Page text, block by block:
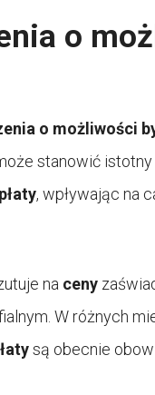
o
o możliwości
stanowić
, wpływając na
na ceny
W różnych
są obecnie